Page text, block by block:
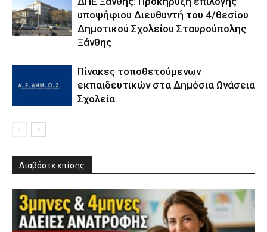
υποψήφιου Διευθυντή του 4/θεσίου
Δημοτικού Σχολείου Σταυρούπολης
Ξάνθης
Πίνακες τοποθετούμενων
εκπαιδευτικών στα Δημόσια Ωνάσεια
Σχολεία
Διαβάστε επίσης